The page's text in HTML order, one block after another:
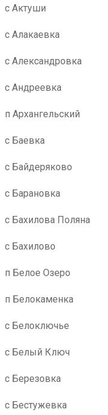
с Актуши
с Алакаевка
с Александровка
с Андреевка
п Архангельский
с Баевка
с Байдеряково
с Барановка
с Бахилова Поляна
с Бахилово
п Белое Озеро
п Белокаменка
с Белоключье
с Белый Ключ
с Березовка
с Бестужевка